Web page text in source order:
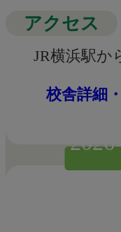
アクセス
JR横浜駅か
校舎詳細